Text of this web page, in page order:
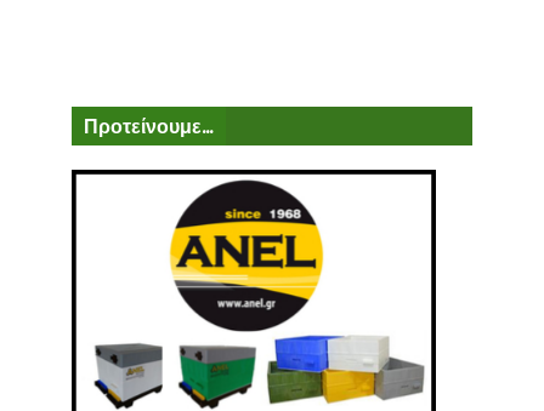
Προτείνουμε...